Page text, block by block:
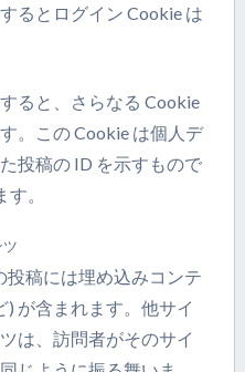
るとログイン Cookie は
ると、さらなる Cookie
。この Cookie は個人デ
投稿の ID を示すもので
。
投稿には埋め込みコンテ
) が含まれます。他サイ
は、訪問者がそのサイ